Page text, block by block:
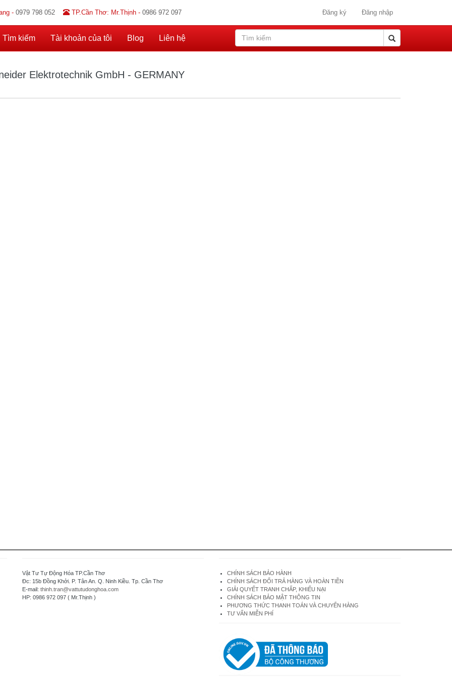
- 0979 798 052 TP.Cần Thơ: Mr.Thịnh - 0986 972 097 Đăng ký Đăng nhập
Tìm kiếm Tài khoản của tôi Blog Liên hệ
Elektrotechnik GmbH - GERMANY
Vật Tư Tự Động Hóa TP.Cần Thơ
Đc: 15b Đồng Khởi. P. Tân An. Q. Ninh Kiều. Tp. Cần Thơ
E-mail: thinh.tran@vattutudonghoa.com
HP: 0986 972 097 ( Mr.Thịnh )
CHÍNH SÁCH BẢO HÀNH
CHÍNH SÁCH ĐỔI TRẢ HÀNG VÀ HOÀN TIỀN
GIẢI QUYẾT TRANH CHẤP, KHIẾU NẠI
CHÍNH SÁCH BẢO MẬT THÔNG TIN
PHƯƠNG THỨC THANH TOÁN VÀ CHUYỂN HÀNG
TƯ VẤN MIỄN PHÍ